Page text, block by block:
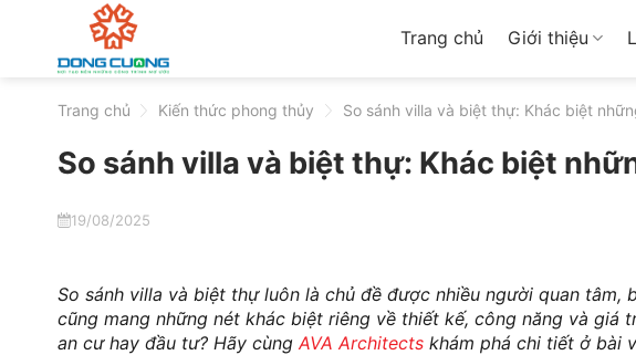
content
Trang chủ Giới thiệu
Trang chủ > Kiến thức phong thủy > So sánh villa và biệt thự: Khác biệt
So sánh villa và biệt thự: Khác biệt
19/08/2025
So sánh villa và biệt thự luôn là chủ đề được nhiều người quan
cũng mang những nét khác biệt riêng về thiết kế, công năng và giá
an cư hay đầu tư? Hãy cùng AVA Architects khám phá chi tiết ở bài